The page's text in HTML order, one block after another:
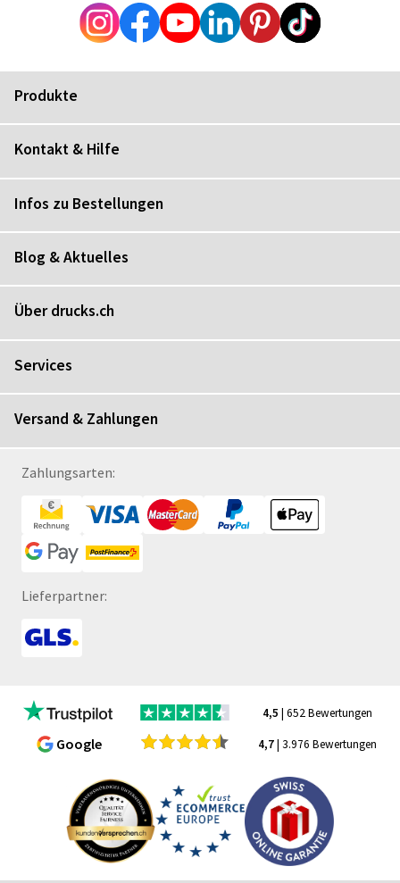
Produkte
Kontakt & Hilfe
Infos zu Bestellungen
Blog & Aktuelles
Über drucks.ch
Services
Versand & Zahlungen
Zahlungsarten:
Lieferpartner:
4,5 | 652 Bewertungen
Google 4,7| 3.976 Bewertungen